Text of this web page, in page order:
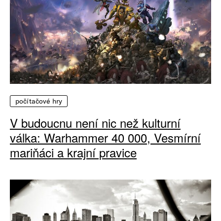
počítačové hry
V budoucnu není nic než kulturní
válka: Warhammer 40 000, Vesmírní
mariňáci a krajní pravice